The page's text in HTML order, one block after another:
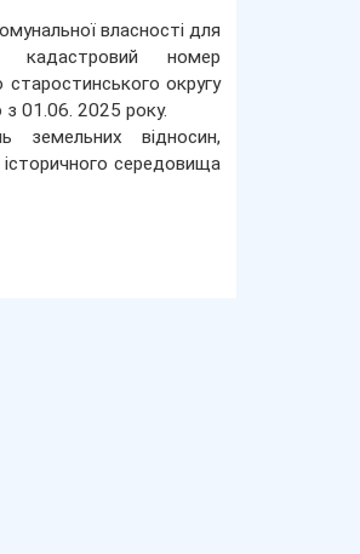
власності для
кадастровий номер
округу
з 01.06. 2025 року.
відносин,
історичного середовища